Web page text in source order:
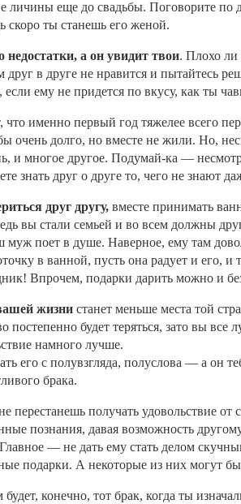
личины еще до свадьбы. Поговорите по
скоро ты станешь его женой.
недостатки, а он увидит твои. Плохо ли
друг в друге не нравится и пытайтесь
если ему не придется по вкусу, как ты
что именно первый год тяжелее всего
очень долго, но вместе не жили. Но,
и многое другое. Подумай-ка —
знать друг о друге то, чего не знают
друг другу, вместе принимать
вы стали семьей и во всем должны
муж поет в душе. Наверное, ему там
в ванной, пусть она радует и
Впрочем, подарки дарить можно и
жизни станет меньше места той
постепенно будет теряться, зато вы
намного лучше.
его с полувзгляда, полуслова — а он
брака.
перестанешь получать удовольствие
познания, давая возможность
— не дать ему стать делом
подарки. А некоторые из них могут
конечно, тот брак, когда ты